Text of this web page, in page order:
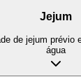
Jejum
de jejum prévio
água